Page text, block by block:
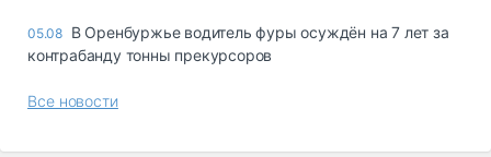
05.08 В Оренбуржье водитель фуры осуждён на 7 лет за
контрабанду тонны прекурсоров
Все новости